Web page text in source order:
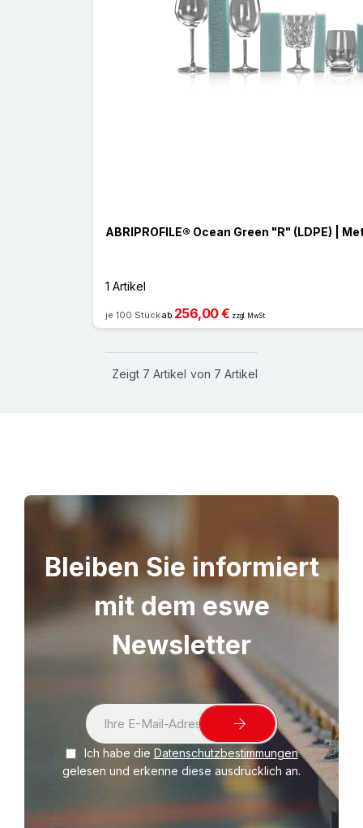
ABRIPROFILE® Ocean Green "R" (LDPE) |
1 Artikel
je 100 Stückab 256,00 € zzgl. MwSt.
Zeigt 7 Artikel von 7 Artikel
Bleiben Sie informiert
mit dem eswe
Newsletter
Ich habe die Datenschutzbestimmungen
gelesen und erkenne diese ausdrücklich an.